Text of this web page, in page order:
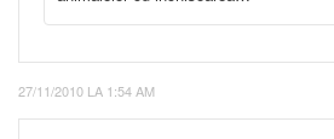
27/11/2010 LA 1:54 AM